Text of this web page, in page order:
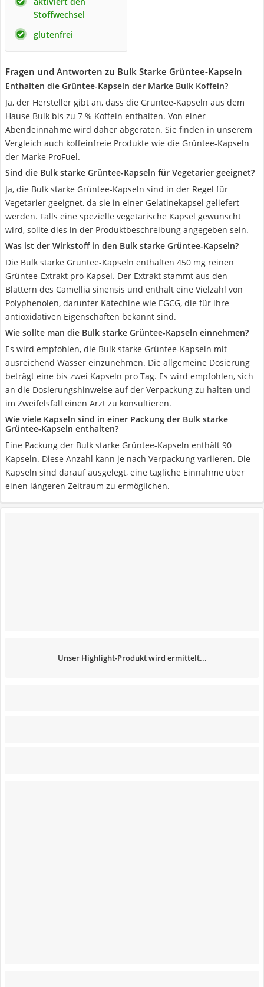
Stoffwechsel
glutenfrei
Fragen und Antworten zu Bulk Starke Grüntee-Kapseln
Enthalten die Grüntee-Kapseln der Marke Bulk Koffein?
Ja, der Hersteller gibt an, dass die Grüntee-Kapseln aus dem
Hause Bulk bis zu 7 % Koffein enthalten. Von einer
Abendeinnahme wird daher abgeraten. Sie finden in unserem
Vergleich auch koffeinfreie Produkte wie die Grüntee-Kapseln
der Marke ProFuel.
Sind die Bulk starke Grüntee-Kapseln für Vegetarier geeignet?
Ja, die Bulk starke Grüntee-Kapseln sind in der Regel für
Vegetarier geeignet, da sie in einer Gelatinekapsel geliefert
werden. Falls eine spezielle vegetarische Kapsel gewünscht
wird, sollte dies in der Produktbeschreibung angegeben sein.
Was ist der Wirkstoff in den Bulk starke Grüntee-Kapseln?
Die Bulk starke Grüntee-Kapseln enthalten 450 mg reinen
Grüntee-Extrakt pro Kapsel. Der Extrakt stammt aus den
Blättern des Camellia sinensis und enthält eine Vielzahl von
Polyphenolen, darunter Katechine wie EGCG, die für ihre
antioxidativen Eigenschaften bekannt sind.
Wie sollte man die Bulk starke Grüntee-Kapseln einnehmen?
Es wird empfohlen, die Bulk starke Grüntee-Kapseln mit
ausreichend Wasser einzunehmen. Die allgemeine Dosierung
beträgt eine bis zwei Kapseln pro Tag. Es wird empfohlen, sich
an die Dosierungshinweise auf der Verpackung zu halten und
im Zweifelsfall einen Arzt zu konsultieren.
Wie viele Kapseln sind in einer Packung der Bulk starke
Grüntee-Kapseln enthalten?
Eine Packung der Bulk starke Grüntee-Kapseln enthält 90
Kapseln. Diese Anzahl kann je nach Verpackung variieren. Die
Kapseln sind darauf ausgelegt, eine tägliche Einnahme über
einen längeren Zeitraum zu ermöglichen.
Unser Highlight-Produkt wird ermittelt...